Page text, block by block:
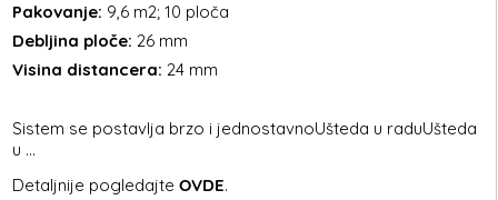
Pakovanje: 9,6 m2; 10 ploča
Debljina ploče: 26 mm
Visina distancera: 24 mm
Sistem se postavlja brzo i jednostavnoUšteda u raduUšteda
u ...
Detaljnije pogledajteOVDE.